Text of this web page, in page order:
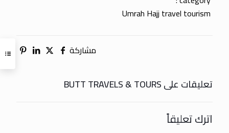
Umrah Hajj travel tourism
مشاركة
تعليقات على BUTT TRAVELS & TOURS
اترك تعليقاً